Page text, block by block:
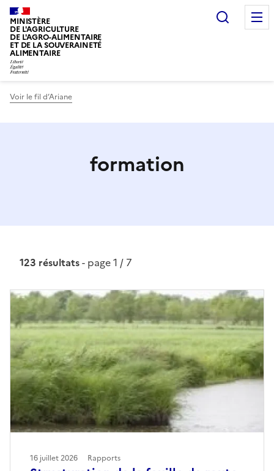
MINISTÈRE
DE L'AGRICULTURE
DE L'AGRO-ALIMENTAIRE
ET DE LA SOUVERAINETÉ
ALIMENTAIRE
Voir le fil d’Ariane
formation
123 résultats- page 1 / 7
16 juillet 2026 Rapports